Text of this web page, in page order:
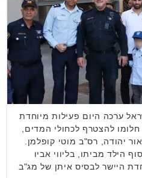
ערכה היום פעילות מיוחדת
שכל חלומו להצטרף לכחולי המדים,
יהודה, רס"ב מוטי קופלמן.
הילד מביתו, בליווי אביו
היישר לבסיס איתן של מג"ב